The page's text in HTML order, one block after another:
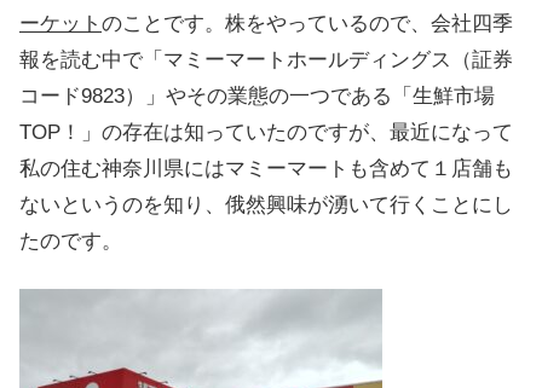
ーケット のことです。株をやっているので、会社四季
報を読む中で「マミーマートホールディングス（証券
コード9823）」やその業態の一つである「生鮮市場
TOP！」の存在は知っていたのですが、最近になって
私の住む神奈川県にはマミーマートも含めて１店舗も
ないというのを知り、俄然興味が湧いて行くことにし
たのです。